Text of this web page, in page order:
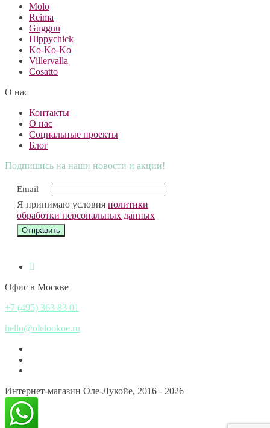
Molo
Reima
Gugguu
Hippychick
Ko-Ko-Ko
Villervalla
Cosatto
О нас
Контакты
О нас
Социальные проекты
Блог
Подпишись на наши новости и акции!
Email
Я принимаю условия политики
обработки персональных данных
Офис в Москве
+7 (495) 363 83 01
hello@olelookoe.ru
Интернет-магазин Оле-Лукойе, 2016 - 2026